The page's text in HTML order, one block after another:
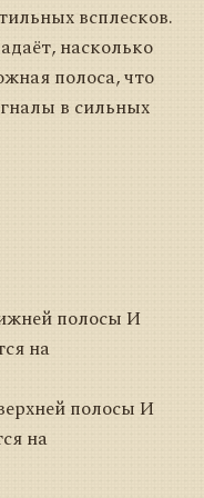
всплесков.
насколько
полоса, что
в сильных
полосы И
на
полосы И
на